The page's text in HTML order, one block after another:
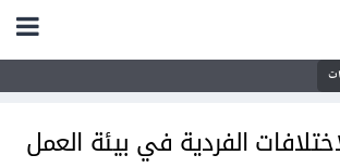
الفردية في بيئة العمل